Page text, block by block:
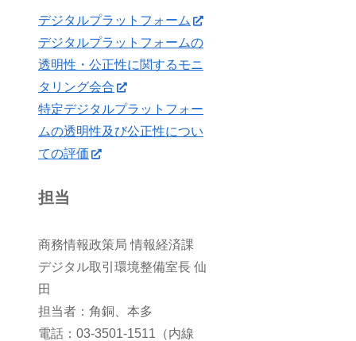
デジタルプラットフォーム
デジタルプラットフォームの
透明性・公正性に関するモニ
タリング会合
特定デジタルプラットフォー
ムの透明性及び公正性につい
ての評価
担当
商務情報政策局 情報経済課
デジタル取引環境整備室長 仙
田
担当者：角銅、本多
電話：03-3501-1511（内線